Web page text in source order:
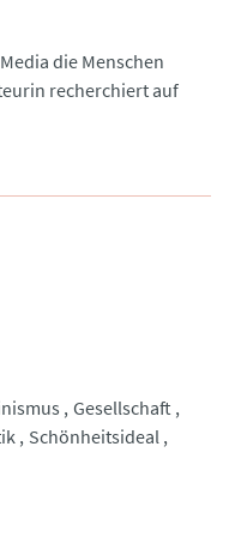
die Menschen
recherchiert auf
Gesellschaft
Schönheitsideal